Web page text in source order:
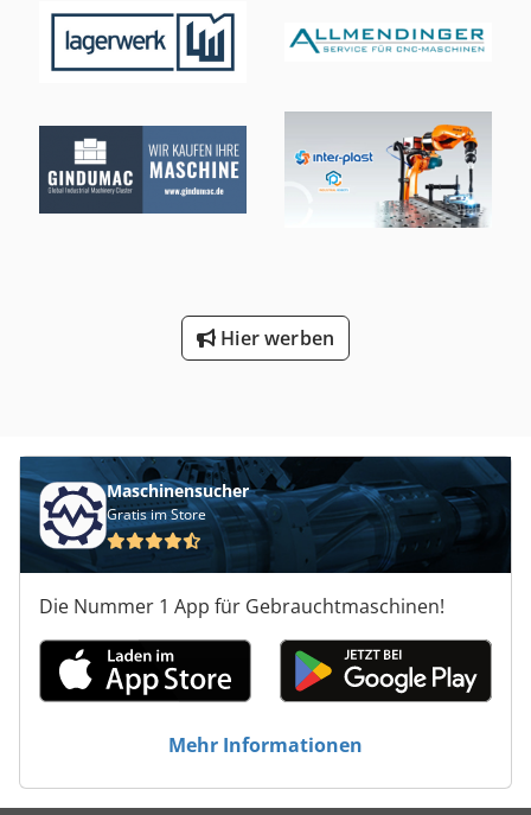
Hier werben
Maschinensucher
Gratis im Store
Die Nummer 1 App für Gebrauchtmaschinen!
Mehr Informationen